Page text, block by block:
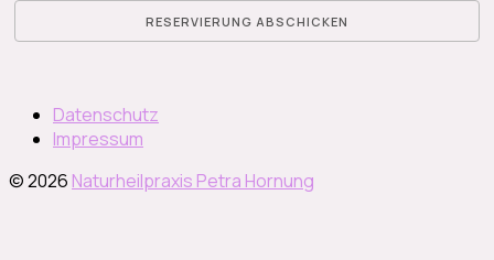
Datenschutz
Impressum
© 2026 Naturheilpraxis Petra Hornung